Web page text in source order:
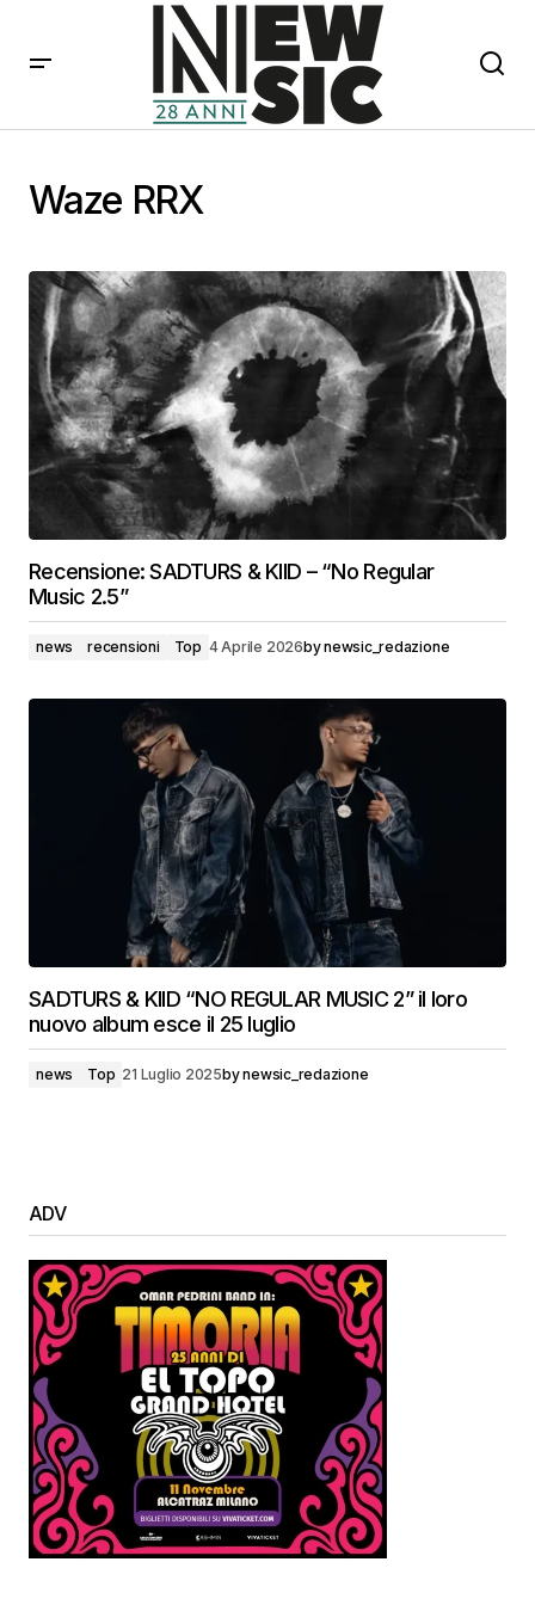
Waze RRX
Recensione: SADTURS & KIID – “No Regular
Music 2.5”
news recensioni Top 4 Aprile 2026bynewsic_redazione
SADTURS & KIID “NO REGULAR MUSIC 2” il loro
nuovo album esce il 25 luglio
news Top 21 Luglio 2025bynewsic_redazione
ADV